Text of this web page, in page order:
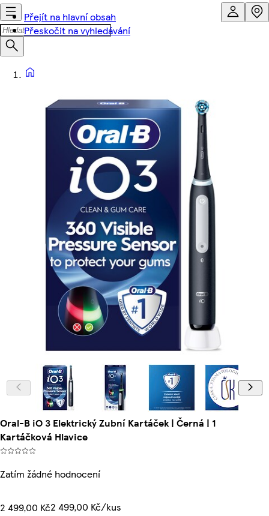
Přejít na hlavní obsah
Přeskočit na vyhledávání
Oral-B iO 3 Elektrický Zubní Kartáček | Černá | 1
Kartáčková Hlavice
Zatím žádné hodnocení
2 499,00 Kč2 499,00 Kč/kus